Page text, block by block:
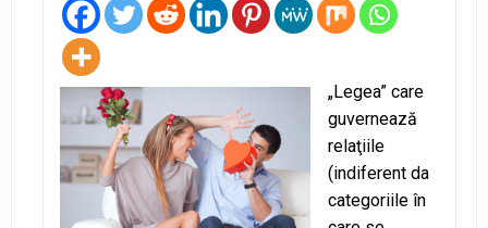
„Legea” care
guvernează
relaţiile
(indiferent da
categoriile în